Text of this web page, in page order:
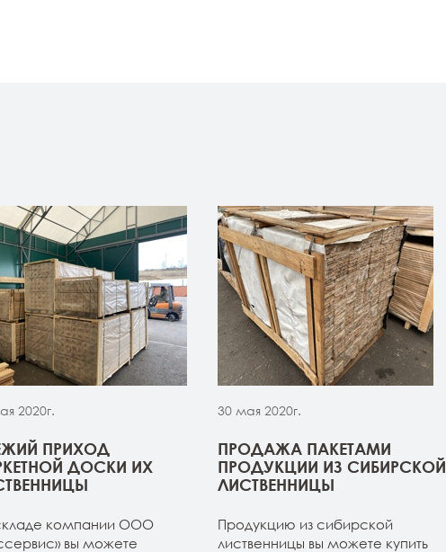
2020г.
ПРИХОД
ДОСКИ ИХ
компании ООО
вы можете
30 мая 2020г.
ПРОДАЖА ПАКЕТАМИ
ПРОДУКЦИИ ИЗ СИБИРСКОЙ
ЛИСТВЕННИЦЫ
Продукцию из сибирской
лиственницы вы можете купить